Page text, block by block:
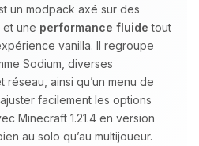
un modpack axé sur des
et une performance fluide tout
vanilla. Il regroupe
Sodium, diverses
réseau, ainsi qu’un menu de
facilement les options
Minecraft 1.21.4 en version
au solo qu’au multijoueur.